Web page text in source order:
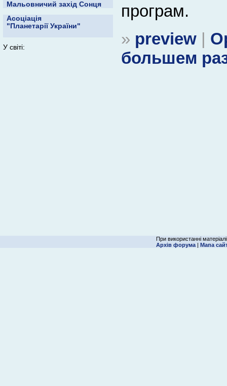
Мальовничий захід Сонця
Асоціація
"Планетарії України"
У світі:
програм.
» preview |
большем
При використанні
Архів форума| Мапа